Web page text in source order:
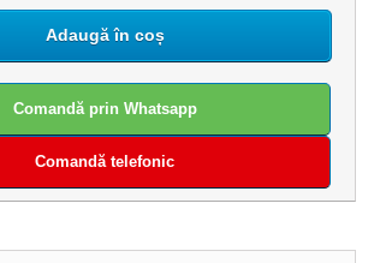
Adaugă în coș
Comandă prin Whatsapp
Comandă telefonic